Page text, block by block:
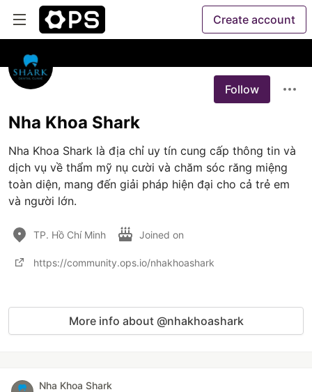
Create account
Follow
Nha Khoa Shark
Nha Khoa Shark là địa chỉ uy tín cung cấp thông tin và
dịch vụ về thẩm mỹ nụ cười và chăm sóc răng miệng
toàn diện, mang đến giải pháp hiện đại cho cả trẻ em
và người lớn.
TP. Hồ Chí Minh Joined on
https://community.ops.io/nhakhoashark
More info about @nhakhoashark
Nha Khoa Shark